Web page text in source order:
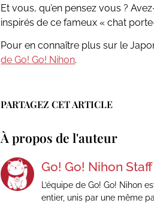
Et vous, qu’en pensez vous ?
inspirés de ce fameux « chat
Pour en connaître plus sur le
de Go! Go! Nihon.
PARTAGEZ CET ARTICLE
À propos de l'auteur
Go! Go! Nihon Staff
L’équipe de Go! Go! Nihon
entier, unis par une même